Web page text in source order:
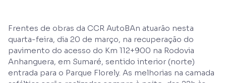
Frentes de obras da CCR AutoBAn atuarão nesta
quarta-feira, dia 20 de março, na recuperação do
pavimento do acesso do Km 112+900 na Rodovia
Anhanguera, em Sumaré, sentido interior (norte)
entrada para o Parque Florely. As melhorias na camada